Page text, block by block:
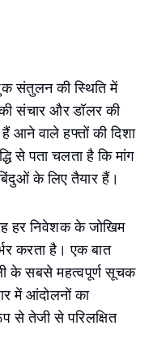
संतुलन की स्थिति में
संचार और डॉलर की
आने वाले हफ्तों की दिशा
से पता चलता है कि मांग
के लिए तैयार हैं।
हर निवेशक के जोखिम
करता है। एक बात
के सबसे महत्वपूर्ण सूचक
में आंदोलनों का
से तेजी से परिलक्षित